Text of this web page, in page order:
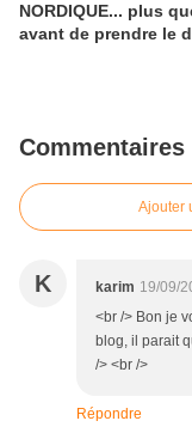
NORDIQUE... plus
avant de prendre le
Commentaires
Ajouter
K karim 19/09/
<br /> Bon je
blog, il parait
/> <br />
Répondre